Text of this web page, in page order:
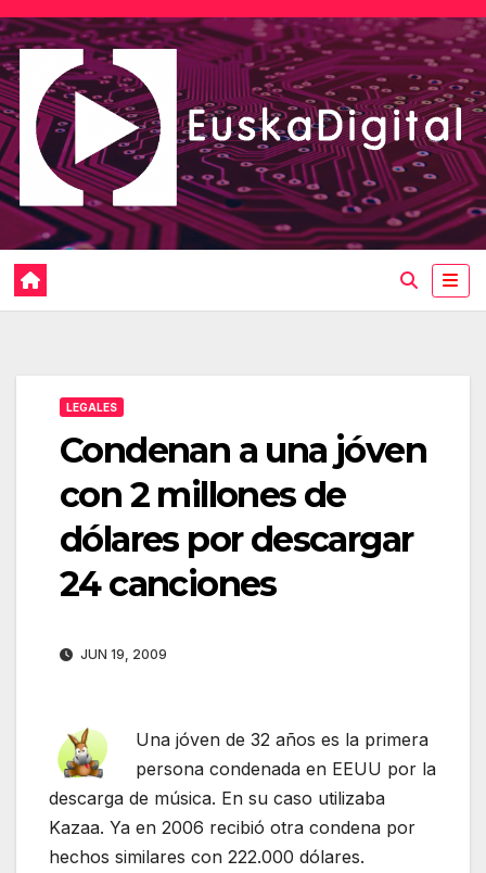
Saltar
al
contenido
LEGALES
Condenan a una jóven
con 2 millones de
dólares por descargar
24 canciones
JUN 19, 2009
Una jóven de 32 años es la primera
persona condenada en EEUU por la
descarga de música. En su caso utilizaba
Kazaa. Ya en 2006 recibió otra condena por
hechos similares con 222.000 dólares.